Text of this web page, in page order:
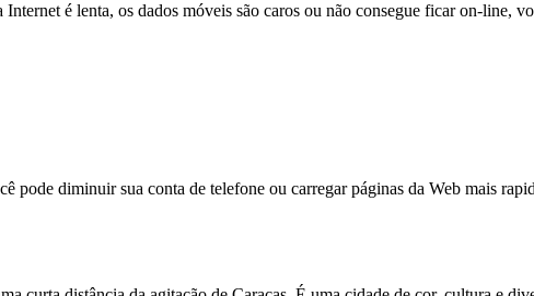
é lenta, os dados móveis são caros ou não consegue ficar on-line,
pode diminuir sua conta de telefone ou carregar páginas da Web mais